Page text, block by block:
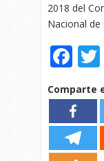
2018 del
Nacional de
Comparte